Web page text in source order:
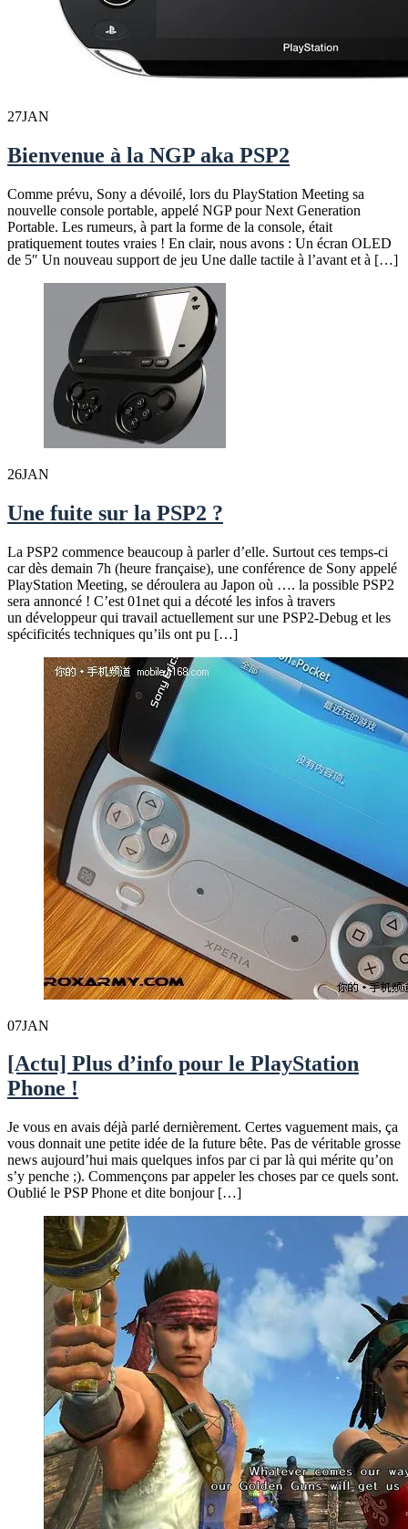
27JAN
Bienvenue à la NGP aka PSP2
Comme prévu, Sony a dévoilé, lors du PlayStation Meeting sa
nouvelle console portable, appelé NGP pour Next Generation
Portable. Les rumeurs, à part la forme de la console, était
pratiquement toutes vraies ! En clair, nous avons : Un écran OLED
de 5″ Un nouveau support de jeu Une dalle tactile à l’avant et à […]
26JAN
Une fuite sur la PSP2 ?
La PSP2 commence beaucoup à parler d’elle. Surtout ces temps-ci
car dès demain 7h (heure française), une conférence de Sony appelé
PlayStation Meeting, se déroulera au Japon où …. la possible PSP2
sera annoncé ! C’est 01net qui a décoté les infos à travers
un développeur qui travail actuellement sur une PSP2-Debug et les
spécificités techniques qu’ils ont pu […]
07JAN
[Actu] Plus d’info pour le PlayStation
Phone !
Je vous en avais déjà parlé dernièrement. Certes vaguement mais, ça
vous donnait une petite idée de la future bête. Pas de véritable grosse
news aujourd’hui mais quelques infos par ci par là qui mérite qu’on
s’y penche ;). Commençons par appeler les choses par ce quels sont.
Oublié le PSP Phone et dite bonjour […]